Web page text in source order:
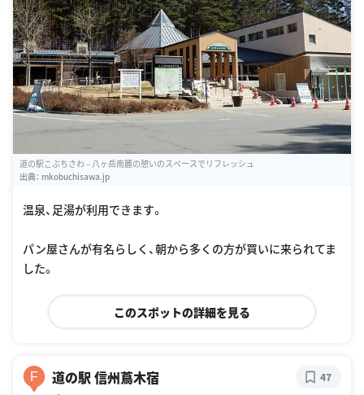
道の駅こぶちさわ – 八ヶ岳南麓の憩いのスペースでリフレッシュ
出典： mkobuchisawa.jp
温泉、足湯が利用できます。
パン屋さんが有名らしく、朝から多くの方が買いに来られてま
した。
このスポットの詳細を見る
F 道の駅 信州蔦木宿 47